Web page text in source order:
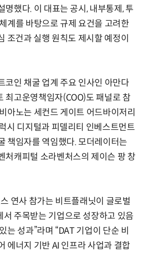
명했다. 이 대표는 공시, 내부통제, 투
계를 바탕으로 규제 요건을 고려한
조건과 실행 원칙도 제시할 예정이
코인 채굴 업계 주요 인사인 아만다
최고운영책임자(COO)도 패널로 참
아노는 세컨드 게이트 어드바이저리
시 디지털과 피델리티 인베스트먼트
책임자를 역임했다. 모더레이터는
처캐피털 소라벤처스의 제이슨 팡 창
연사 참가는 비트플래닛이 글로벌
서 주목받는 기업으로 성장하고 있음
는 성과”라며 “DAT 기업이 단순 비
에너지 기반 AI 인프라 사업과 결합